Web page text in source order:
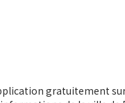
gratuitement